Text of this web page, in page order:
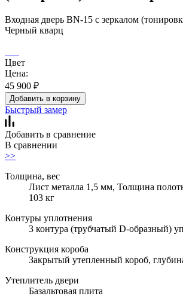
Входная дверь BN-15 с зеркалом
Черный кварц
Цвет
Цена:
45 900 ₽
Добавить в корзину
Быстрый замер
Добавить в сравнение
В сравнении
>>
Толщина, вес
Лист металла 1,5 мм, Толщина
103 кг
Контуры уплотнения
3 контура (трубчатый D-образный)
Конструкция короба
Закрытый утепленный короб,
Утеплитель двери
Базальтовая плита